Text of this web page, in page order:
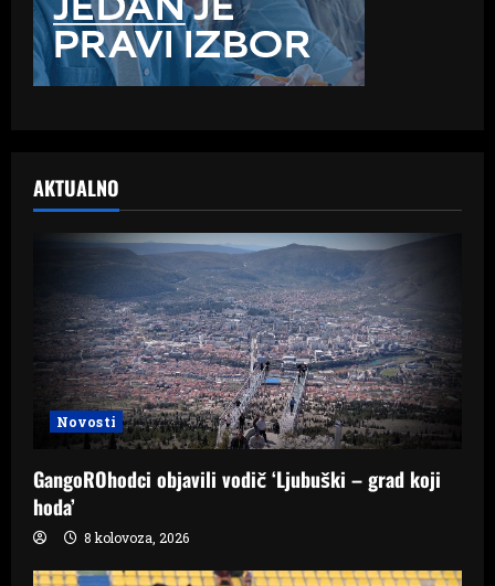
AKTUALNO
Novosti
GangoROhodci objavili vodič ‘Ljubuški – grad koji
hoda’
8 kolovoza, 2026